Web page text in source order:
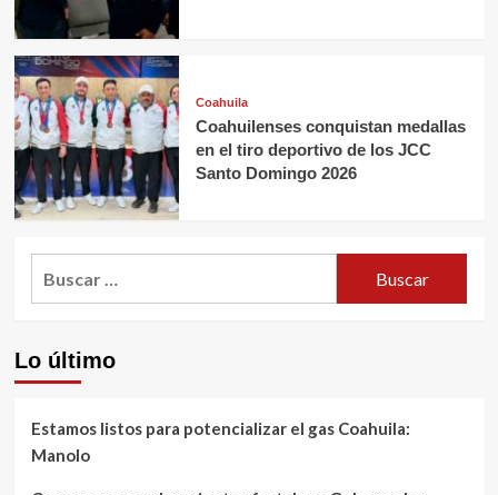
Coahuila
Coahuilenses conquistan medallas
en el tiro deportivo de los JCC
Santo Domingo 2026
Lo último
Estamos listos para potencializar el gas Coahuila:
Manolo